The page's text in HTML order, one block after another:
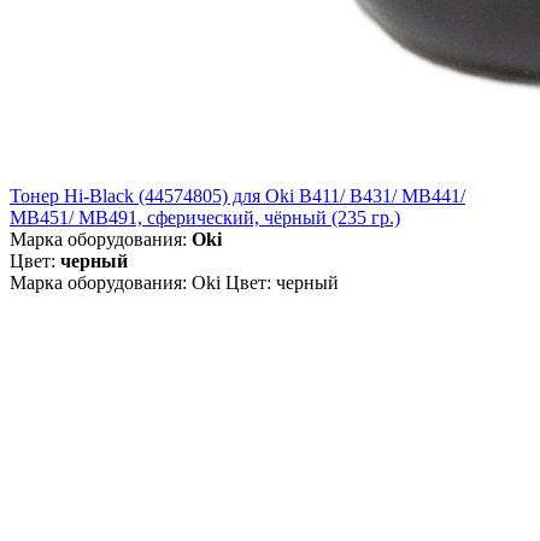
Тонер Hi-Black (44574805) для Oki B411/ B431/ MB441/
MB451/ MB491, сферический, чёрный (235 гр.)
Марка оборудования: Oki
Цвет: черный
Марка оборудования: Oki Цвет: черный